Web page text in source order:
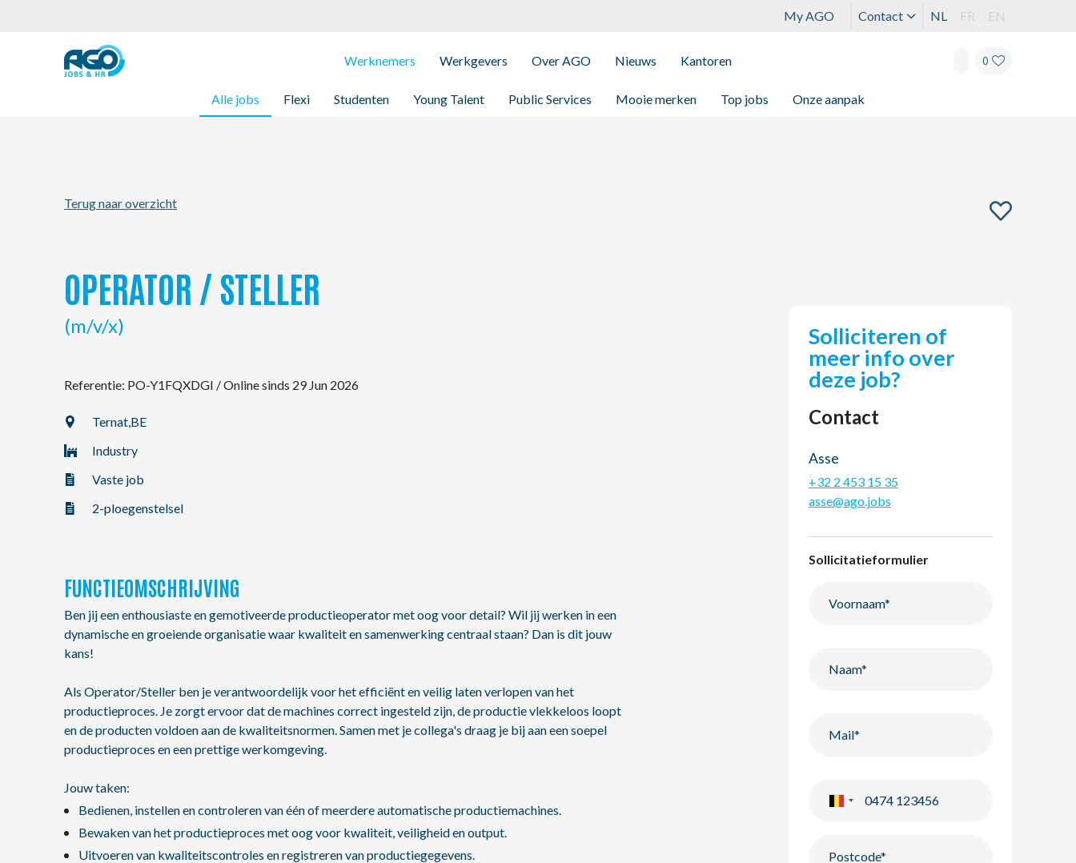
My AGO Contact NL FR EN
Werknemers
Alle jobs Flexi Studenten Young Talent Public Services Mooie merken Top jobs Onze aanpak
Werkgevers Over AGO Nieuws Kantoren 0
Werknemers
Kantoren
My AGO
Terug naar overzicht
OPERATOR / STELLER
(m/v/x)
Referentie: PO-Y1FQXDGI /Online sinds 29 Jun 2026
Ternat,BE
Industry
Vaste job
2-ploegenstelsel
FUNCTIEOMSCHRIJVING
Ben jij een enthousiaste en gemotiveerde productieoperator met oog voor detail? Wil jij werken in een
dynamische en groeiende organisatie waar kwaliteit en samenwerking centraal staan? Dan is dit jouw
kans!
Als Operator/Steller ben je verantwoordelijk voor het efficiënt en veilig laten verlopen van het
productieproces. Je zorgt ervoor dat de machines correct ingesteld zijn, de productie vlekkeloos loopt
en de producten voldoen aan de kwaliteitsnormen. Samen met je collega's draag je bij aan een soepel
productieproces en een prettige werkomgeving.
Jouw taken:
Bedienen, instellen en controleren van één of meerdere automatische productiemachines.
Bewaken van het productieproces met oog voor kwaliteit, veiligheid en output.
Uitvoeren van kwaliteitscontroles en registreren van productiegegevens.
Solliciteren of
meer info over
deze job?
Contact
Asse
+32 2 453 15 35
asse@ago.jobs
Sollicitatieformulier